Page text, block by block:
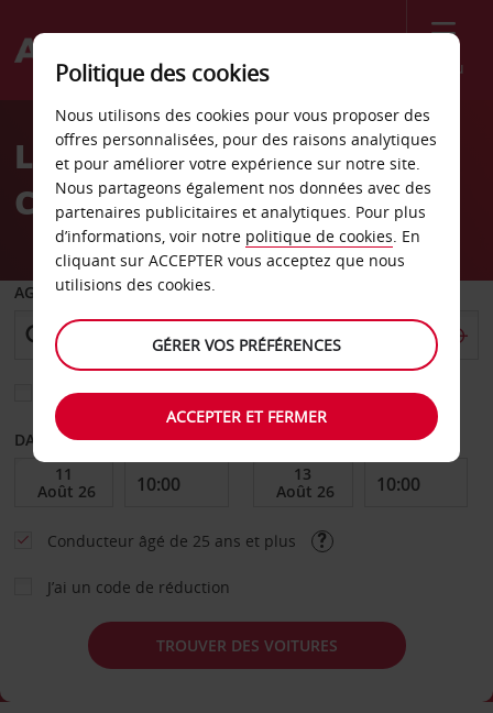
Menu
Welcome
AvisLocation de voiture
Coblence
AGENCE DE DÉPART
Sélectionnez une autre agence de retour
DATE DE DÉBUT DATE DE FIN
Conducteur âgé de 25 ans et plus
J’ai un code de réduction
TROUVER DES VOITURES
Politique des cookies
Nous utilisons des cookies pour vous proposer des
offres personnalisées, pour des raisons analytiques
et pour améliorer votre expérience sur notre site.
Nous partageons également nos données avec des
partenaires publicitaires et analytiques. Pour plus
d’informations, voir notre politique de cookies. En
cliquant sur ACCEPTER vous acceptez que nous
utilisions des cookies.
GÉRER VOS PRÉFÉRENCES
ACCEPTER ET FERMER